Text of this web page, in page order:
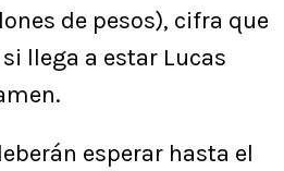
de pesos), cifra que
llega a estar Lucas
esperar hasta el